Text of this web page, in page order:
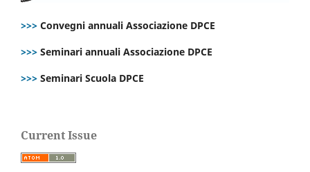
>>> Convegni annuali Associazione DPCE
>>> Seminari annuali Associazione DPCE
>>> Seminari Scuola DPCE
Current Issue